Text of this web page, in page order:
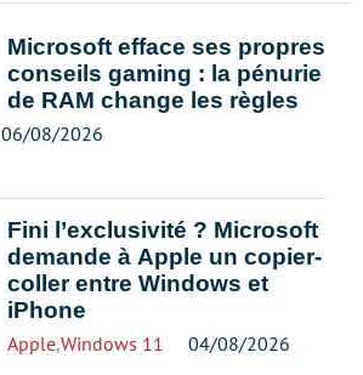
Microsoft efface ses propres
conseils gaming : la pénurie
de RAM change les règles
06/08/2026
Fini l’exclusivité ? Microsoft
demande à Apple un copier-
coller entre Windows et
iPhone
Apple,Windows 11 04/08/2026